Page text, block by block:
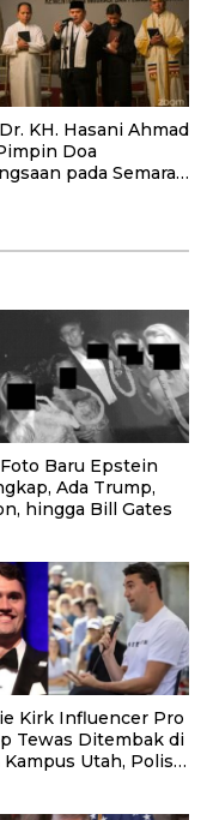
KH. Hasani Ahmad
Doa
pada Semarak
Baru Epstein
Ada Trump,
hingga Bill Gates
Kirk Influencer Pro
Tewas Ditembak di
Kampus Utah, Polisi